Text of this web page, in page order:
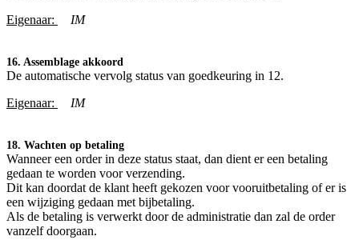
Eigenaar:
IM
16. Assemblage akkoord
De automatische vervolg status van goedkeuring in 12.
Eigenaar:
IM
18. Wachten op betaling
Wanneer een order in deze status staat, dan dient er een betaling
gedaan te worden voor verzending.
Dit kan doordat de klant heeft gekozen voor vooruitbetaling of er is
een wijziging gedaan met bijbetaling.
Als de betaling is verwerkt door de administratie dan zal de order
vanzelf doorgaan.